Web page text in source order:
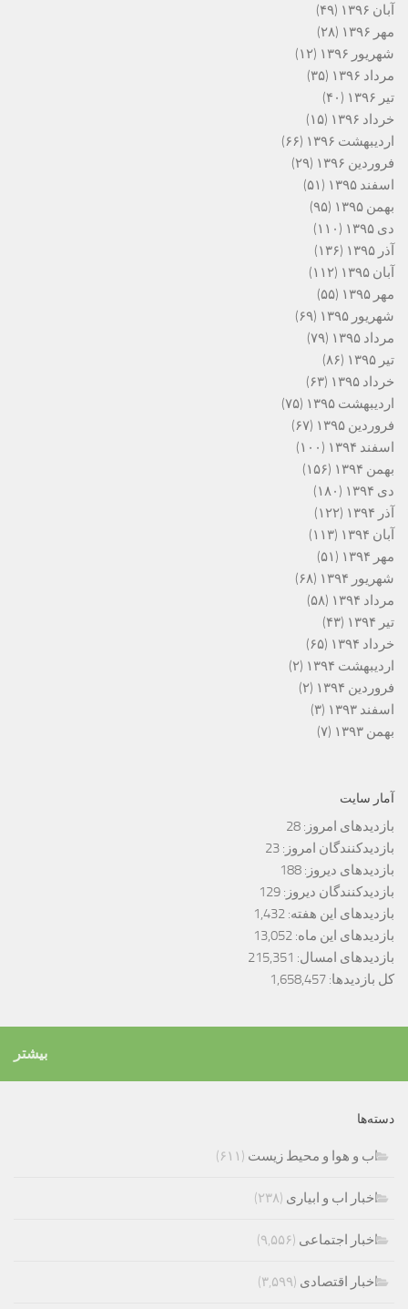
آبان ۱۳۹۶
(۴۹)
مهر ۱۳۹۶
(۲۸)
شهریور ۱۳۹۶
(۱۲)
مرداد ۱۳۹۶
(۳۵)
تیر ۱۳۹۶
(۴۰)
خرداد ۱۳۹۶
(۱۵)
اردیبهشت ۱۳۹۶
(۶۶)
فروردین ۱۳۹۶
(۲۹)
اسفند ۱۳۹۵
(۵۱)
بهمن ۱۳۹۵
(۹۵)
دی ۱۳۹۵
(۱۱۰)
آذر ۱۳۹۵
(۱۳۶)
آبان ۱۳۹۵
(۱۱۲)
مهر ۱۳۹۵
(۵۵)
شهریور ۱۳۹۵
(۶۹)
مرداد ۱۳۹۵
(۷۹)
تیر ۱۳۹۵
(۸۶)
خرداد ۱۳۹۵
(۶۳)
اردیبهشت ۱۳۹۵
(۷۵)
فروردین ۱۳۹۵
(۶۷)
اسفند ۱۳۹۴
(۱۰۰)
بهمن ۱۳۹۴
(۱۵۶)
دی ۱۳۹۴
(۱۸۰)
آذر ۱۳۹۴
(۱۲۲)
آبان ۱۳۹۴
(۱۱۳)
مهر ۱۳۹۴
(۵۱)
شهریور ۱۳۹۴
(۶۸)
مرداد ۱۳۹۴
(۵۸)
تیر ۱۳۹۴
(۴۳)
خرداد ۱۳۹۴
(۶۵)
اردیبهشت ۱۳۹۴
(۲)
فروردین ۱۳۹۴
(۲)
اسفند ۱۳۹۳
(۳)
بهمن ۱۳۹۳
(۷)
آمار سایت
بازدیدهای امروز: 28
بازدیدکنندگان امروز: 23
بازدیدهای دیروز: 188
بازدیدکنندگان دیروز: 129
بازدیدهای این هفته: 1,432
بازدیدهای این ماه: 13,052
بازدیدهای امسال: 215,351
کل بازدیدها: 1,658,457
بیشتر
دسته‌ها
اب و هوا و محیط زیست (۶۱۱)
اخبار اب و ابیاری (۲۳۸)
اخبار اجتماعی (۹,۵۵۶)
اخبار اقتصادی (۳,۵۹۹)